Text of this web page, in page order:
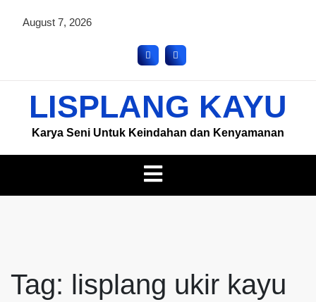
August 7, 2026
LISPLANG KAYU
Karya Seni Untuk Keindahan dan Kenyamanan
Tag: lisplang ukir kayu